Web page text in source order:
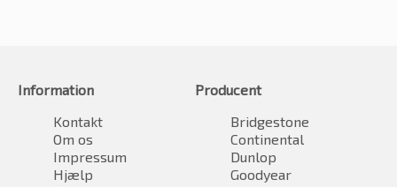
Information
Kontakt
Om os
Impressum
Hjælp
Producent
Bridgestone
Continental
Dunlop
Goodyear